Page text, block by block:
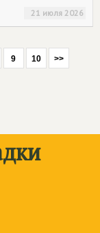
21 июля 2026
9 10 >>